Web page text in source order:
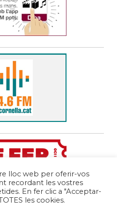
lloc web per oferir-vos
recordant les vostres
En fer clic a "Acceptar-
les cookies.